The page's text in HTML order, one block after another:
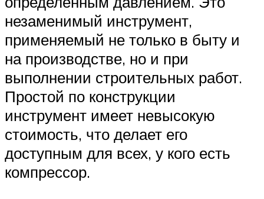
незаменимый инструмент,
применяемый не только в быту и
на производстве, но и при
выполнении строительных работ.
Простой по конструкции
инструмент имеет невысокую
стоимость, что делает его
доступным для всех, у кого есть
компрессор.